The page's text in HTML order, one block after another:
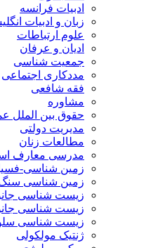
ادبیات فرانسه
زبان و ادبیات
علوم ارتباطات
ادیان و عرفان
جمعیت شناسی
مددکاری اجتماعی
فقه شافعی
مشاوره
حقوق بین الملل
مدیریت دولتی
مطالعات زنان
مدرسی معارف
زمین شناسی-
زمین شناسی
زیست شناسی
زیست شناسی
زیست شناسی
ژنتیک مولکولی